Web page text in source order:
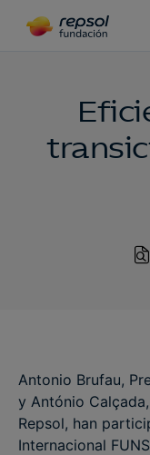
Antonio Brufau,
y António
Repsol, han
Internacional